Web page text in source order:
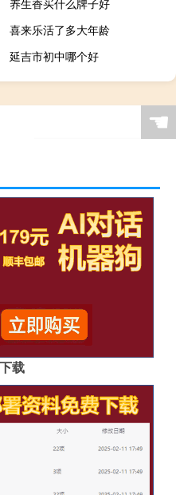
养生香买什么牌子好
喜来乐活了多大年龄
延吉市初中哪个好
☚
载